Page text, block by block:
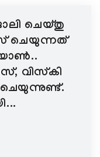
ചെയ്തു
ചെയുന്നത്
വിസ്കി